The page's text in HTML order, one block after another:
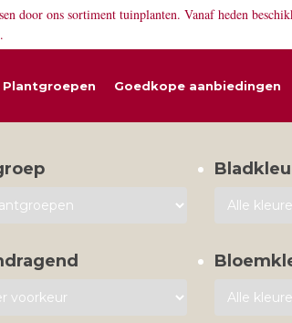
door ons sortiment tuinplanten. Vanaf heden
Plantgroepen Goedkope aanbiedingen